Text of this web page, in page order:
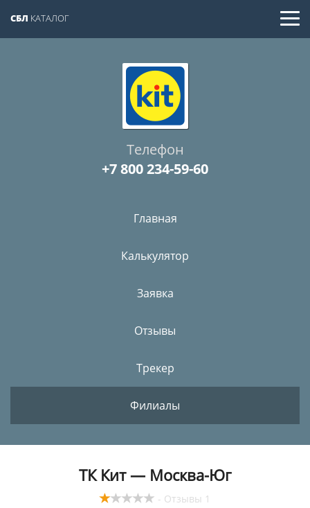
СБЛ КАТАЛОГ
Телефон
+7 800 234-59-60
Главная
Калькулятор
Заявка
Отзывы
Трекер
Филиалы
ТК Кит — Москва-Юг
- Отзывы 1